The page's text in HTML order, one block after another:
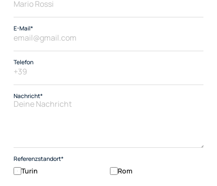
E-Mail*
Telefon
Nachricht*
Referenzstandort*
Turin Rom